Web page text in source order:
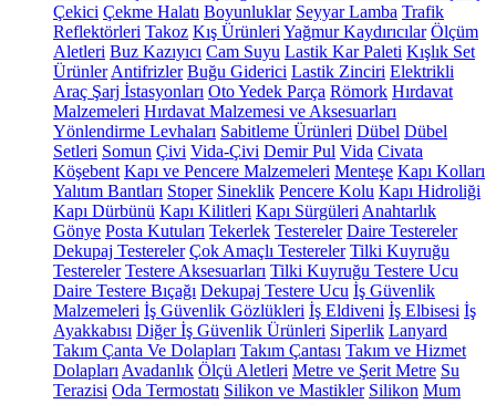
Çekici Çekme Halatı Boyunluklar Seyyar Lamba Trafik
Reflektörleri Takoz Kış Ürünleri Yağmur Kaydırıcılar Ölçüm
Aletleri Buz Kazıyıcı Cam Suyu Lastik Kar Paleti Kışlık Set
Ürünler Antifrizler Buğu Giderici Lastik Zinciri Elektrikli
Araç Şarj İstasyonları Oto Yedek Parça Römork Hırdavat
Malzemeleri Hırdavat Malzemesi ve Aksesuarları
Yönlendirme Levhaları Sabitleme Ürünleri Dübel Dübel
Setleri Somun Çivi Vida-Çivi Demir Pul Vida Civata
Köşebent Kapı ve Pencere Malzemeleri Menteşe Kapı Kolları
Yalıtım Bantları Stoper Sineklik Pencere Kolu Kapı Hidroliği
Kapı Dürbünü Kapı Kilitleri Kapı Sürgüleri Anahtarlık
Gönye Posta Kutuları Tekerlek Testereler Daire Testereler
Dekupaj Testereler Çok Amaçlı Testereler Tilki Kuyruğu
Testereler Testere Aksesuarları Tilki Kuyruğu Testere Ucu
Daire Testere Bıçağı Dekupaj Testere Ucu İş Güvenlik
Malzemeleri İş Güvenlik Gözlükleri İş Eldiveni İş Elbisesi İş
Ayakkabısı Diğer İş Güvenlik Ürünleri Siperlik Lanyard
Takım Çanta Ve Dolapları Takım Çantası Takım ve Hizmet
Dolapları Avadanlık Ölçü Aletleri Metre ve Şerit Metre Su
Terazisi Oda Termostatı Silikon ve Mastikler Silikon Mum